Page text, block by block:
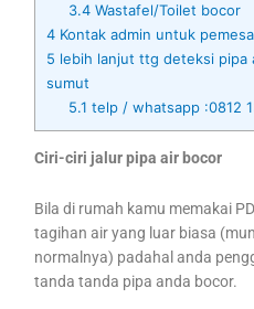
3.4Wastafel/Toilet bocor
4 Kontak admin untuk
5 lebih lanjut ttg deteksi pipa
sumut
5.1 telp / whatsapp :0812
Ciri-ciri jalur pipa air bocor
Bila di rumah kamu memakai
tagihan air yang luar biasa
normalnya) padahal anda
tanda tanda pipa anda bocor.